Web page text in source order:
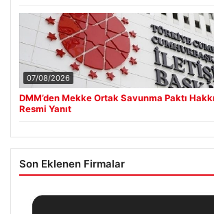
07/08/2026
DMM’den Mekke Ortak Savunma Paktı
Resmi Yanıt
Son Eklenen Firmalar